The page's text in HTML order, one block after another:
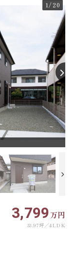
1 /20
3,799万円
33.97坪 4LDK